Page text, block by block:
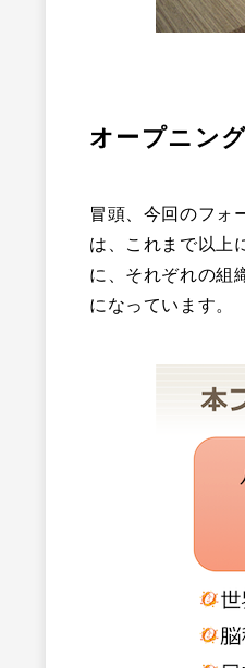
オープニン
冒頭、今回のフォ
は、これまで以上
に、それぞれの組
になっています。